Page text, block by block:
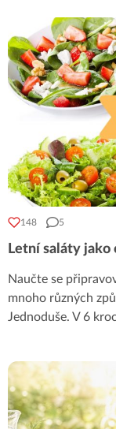
148 5
Letní saláty
Naučte se
mnoho různých
Jednoduše. V 6